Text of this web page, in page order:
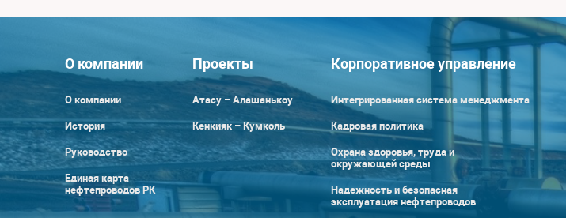
О компании
О компании
История
Руководство
Единая карта
нефтепроводов РК
Проекты
Атасу – Алашанькоу
Кенкияк – Кумколь
Корпоративное управление
Интегрированная система менеджмента
Кадровая политика
Охрана здоровья, труда и
окружающей среды
Надежность и безопасная
эксплуатация нефтепроводов